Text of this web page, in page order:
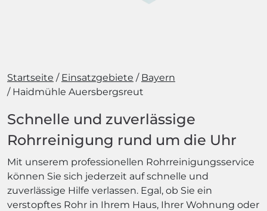
Startseite Einsatzgebiete
Bayern
Haidmühle Auersbergsreut
Schnelle und zuverlässige
Rohrreinigung rund um die Uhr
Mit unserem professionellen Rohrreinigungsservice
können Sie sich jederzeit auf schnelle und
zuverlässige Hilfe verlassen. Egal, ob Sie ein
verstopftes Rohr in Ihrem Haus, Ihrer Wohnung oder